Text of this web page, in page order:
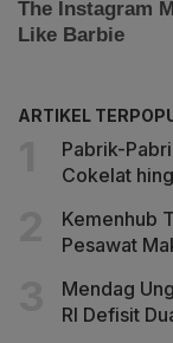
ARTIKEL
Pabrik-
Cokelat
Kemenhub
Pesawat
Mendag
RI Defisit